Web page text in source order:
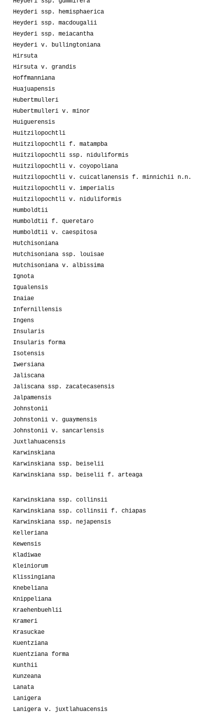
Heyderi ssp. hemisphaerica
Heyderi ssp. macdougalii
Heyderi ssp. meiacantha
Heyderi v. bullingtoniana
Hirsuta
Hirsuta v. grandis
Hoffmanniana
Huajuapensis
Hubertmulleri
Hubertmulleri v. minor
Huiguerensis
Huitzilopochtli
Huitzilopochtli f. matampba
Huitzilopochtli ssp. niduliformis
Huitzilopochtli v. coyopoliana
Huitzilopochtli v. cuicatlanensis f. minnichii n.n.
Huitzilopochtli v. imperialis
Huitzilopochtli v. niduliformis
Humboldtii
Humboldtii f. queretaro
Humboldtii v. caespitosa
Hutchisoniana
Hutchisoniana ssp. louisae
Hutchisoniana v. albissima
Ignota
Igualensis
Inaiae
Infernillensis
Ingens
Insularis
Insularis forma
Isotensis
Iwersiana
Jaliscana
Jaliscana ssp. zacatecasensis
Jalpamensis
Johnstonii
Johnstonii v. guaymensis
Johnstonii v. sancarlensis
Juxtlahuacensis
Karwinskiana
Karwinskiana ssp. beiselii
Karwinskiana ssp. beiselii f. arteaga
Karwinskiana ssp. collinsii
Karwinskiana ssp. collinsii f. chiapas
Karwinskiana ssp. nejapensis
Kelleriana
Kewensis
Kladiwae
Kleiniorum
Klissingiana
Knebeliana
Knippeliana
Kraehenbuehlii
Krameri
Krasuckae
Kuentziana
Kuentziana forma
Kunthii
Kunzeana
Lanata
Lanigera
Lanigera v. juxtlahuacensis